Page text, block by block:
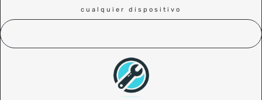
¿Quiénes Somos?
La Tienda – en venta!
cualquier dispositivo